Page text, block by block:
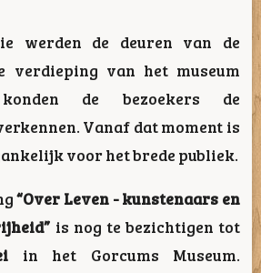
werden de deuren van de
verdieping van het museum
de bezoekers de
Vanaf dat moment is
voor het brede publiek.
“Over Leven - kunstenaars en
is nog te bezichtigen tot
in het Gorcums Museum.